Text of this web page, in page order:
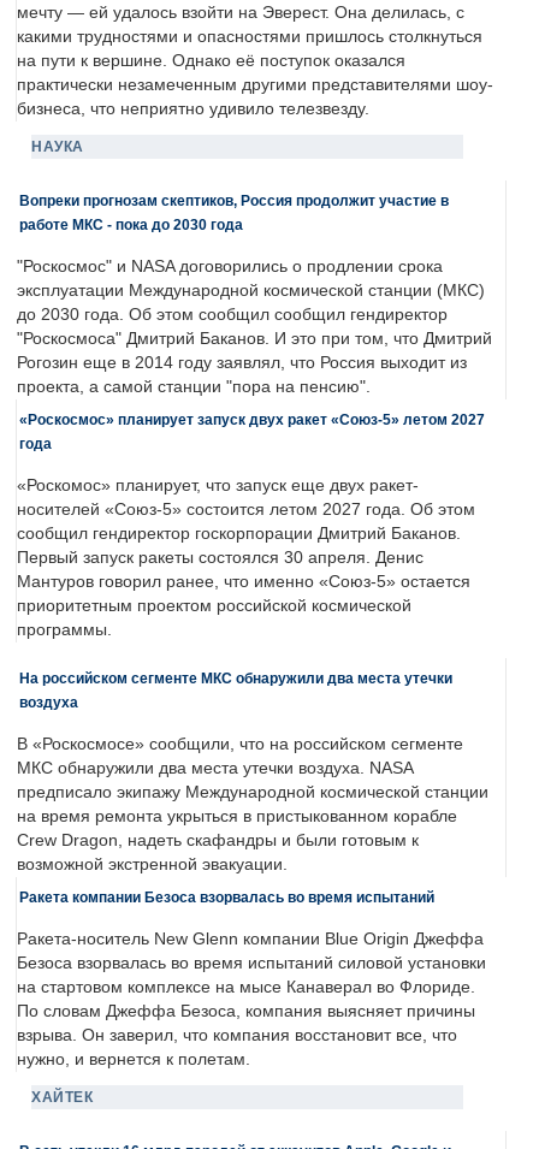
мечту — ей удалось взойти на Эверест. Она делилась, с
какими трудностями и опасностями пришлось столкнуться
на пути к вершине. Однако её поступок оказался
практически незамеченным другими представителями шоу-
бизнеса, что неприятно удивило телезвезду.
НАУКА
Вопреки прогнозам скептиков, Россия продолжит участие в
работе МКС - пока до 2030 года
"Роскосмос" и NASA договорились о продлении срока
эксплуатации Международной космической станции (МКС)
до 2030 года. Об этом сообщил сообщил гендиректор
"Роскосмоса" Дмитрий Баканов. И это при том, что Дмитрий
Рогозин еще в 2014 году заявлял, что Россия выходит из
проекта, а самой станции "пора на пенсию".
«Роскосмос» планирует запуск двух ракет «Союз-5» летом 2027
года
«Роскомос» планирует, что запуск еще двух ракет-
носителей «Союз-5» состоится летом 2027 года. Об этом
сообщил гендиректор госкорпорации Дмитрий Баканов.
Первый запуск ракеты состоялся 30 апреля. Денис
Мантуров говорил ранее, что именно «Союз-5» остается
приоритетным проектом российской космической
программы.
На российском сегменте МКС обнаружили два места утечки
воздуха
В «Роскосмосе» сообщили, что на российском сегменте
МКС обнаружили два места утечки воздуха. NASA
предписало экипажу Международной космической станции
на время ремонта укрыться в пристыкованном корабле
Crew Dragon, надеть скафандры и были готовым к
возможной экстренной эвакуации.
Ракета компании Безоса взорвалась во время испытаний
Ракета-носитель New Glenn компании Blue Origin Джеффа
Безоса взорвалась во время испытаний силовой установки
на стартовом комплексе на мысе Канаверал во Флориде.
По словам Джеффа Безоса, компания выясняет причины
взрыва. Он заверил, что компания восстановит все, что
нужно, и вернется к полетам.
ХАЙТЕК